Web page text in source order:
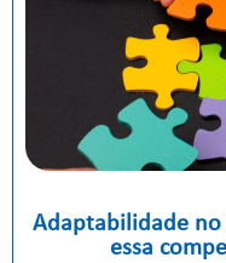
Adaptabilidade
essa